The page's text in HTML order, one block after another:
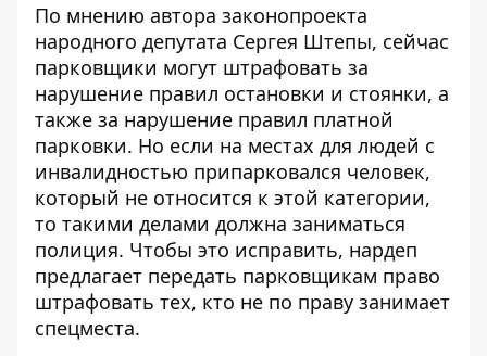
По мнению автора законопроекта
народного депутата Сергея Штепы, сейчас
парковщики могут штрафовать за
нарушение правил остановки и стоянки, а
также за нарушение правил платной
парковки. Но если на местах для людей с
инвалидностью припарковался человек,
который не относится к этой категории,
то такими делами должна заниматься
полиция. Чтобы это исправить, нардеп
предлагает передать парковщикам право
штрафовать тех, кто не по праву занимает
спецместа.